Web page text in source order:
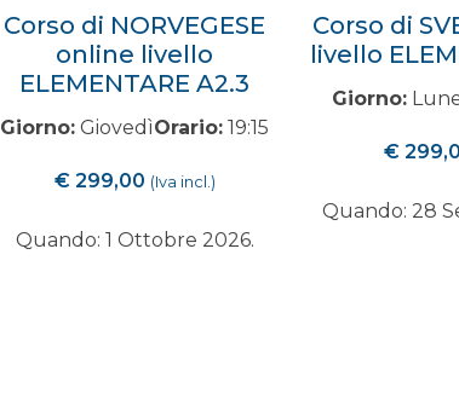
Corso di NORVEGESE
online livello
ELEMENTARE A2.3
Giorno: GiovedìOrario: 19:15
€299,00 (Iva incl.)
Quando: 1 Ottobre 2026.
Corso di
livello
Giorno:
€
Quando: 28